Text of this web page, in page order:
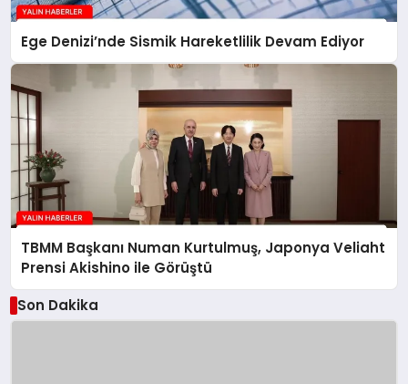
Ege Denizi’nde Sismik Hareketlilik Devam Ediyor
TBMM Başkanı Numan Kurtulmuş, Japonya Veliaht
Prensi Akishino ile Görüştü
Son Dakika